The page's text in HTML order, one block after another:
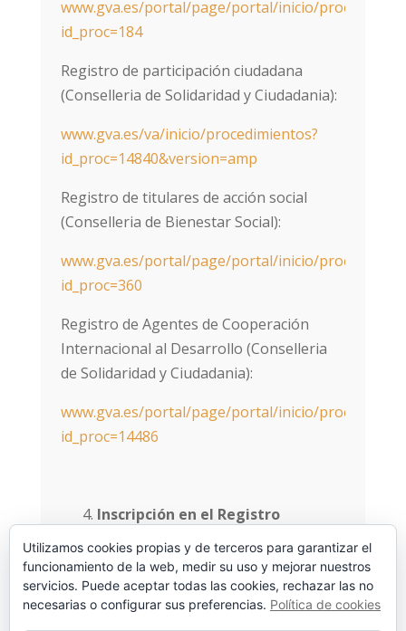
www.gva.es/portal/page/portal/inicio/
id_proc=184
Registro de participación ciudadana
(Conselleria de Solidaridad y Ciudadania):
www.gva.es/va/inicio/procedimientos?
id_proc=14840&version=amp
Registro de titulares de acción social
(Conselleria de Bienestar Social):
www.gva.es/portal/page/portal/inicio/
id_proc=360
Registro de Agentes de Cooperación
Internacional al Desarrollo (Conselleria
de Solidaridad y Ciudadania):
www.gva.es/portal/page/portal/inicio/
id_proc=14486
Inscripción en el Registro
Municipal de Asociaciones del
ayuntamiento donde la
asociación tenga el domicilio
social.
Utilizamos cookies propias y de terceros para garantizar el
funcionamiento de la web, medir su uso y mejorar nuestros
servicios. Puede aceptar todas las cookies, rechazar las no
necesarias o configurar sus preferencias. Política de cookies